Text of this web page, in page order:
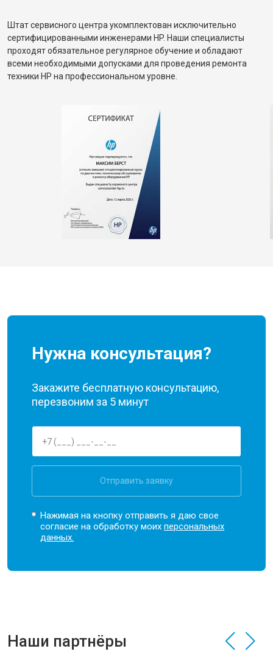
Штат сервисного центра укомплектован исключительно
сертифицированными инженерами HP. Наши специалисты
проходят обязательное регулярное обучение и обладают
всеми необходимыми допусками для проведения ремонта
техники HP на профессиональном уровне.
Нужна консультация?
Закажите бесплатную консультацию,
перезвоним за 5 минут
Отправить заявку
Нажимая на кнопку отправить я даю свое
согласие на обработку моихперсональных
данных.
Наши партнёры